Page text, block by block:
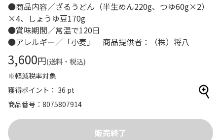
●商品内容／ざるうどん（半生めん220g、つゆ60g×2）
×4、しょうゆ豆170g
●賞味期間／常温で120日
●アレルギー／「小麦」 商品提供者：（株）将八
3,600円(送料・税込)
※軽減税率対象
獲得ポイント： 36 pt
商品番号
8075807914